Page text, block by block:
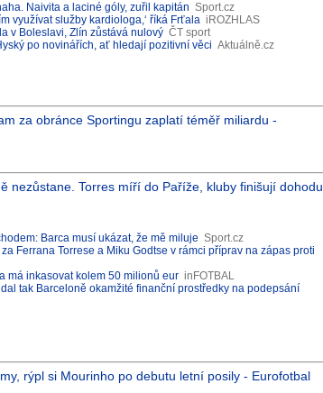
Naivita a laciné góly, zuřil kapitán Sport.cz
využívat služby kardiologa,‘ říká Frťala iROZHLAS
v Boleslavi, Zlín zůstává nulový ČT sport
po novinářích, ať hledají pozitivní věci Aktuálně.cz
za obránce Sportingu zaplatí téměř miliardu -
nezůstane. Torres míří do Paříže, kluby finišují dohodu
Barca musí ukázat, že mě miluje Sport.cz
Ferrana Torrese a Miku Godtse v rámci příprav na zápas proti
má inkasovat kolem 50 milionů eur inFOTBAL
tak Barceloně okamžité finanční prostředky na podepsání
rýpl si Mourinho po debutu letní posily - Eurofotbal